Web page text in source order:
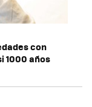
con
1000 años